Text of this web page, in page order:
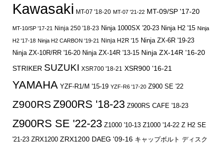
Kawasaki MT-07 '18-20 MT-07 '21-22 MT-09/SP '17-20
MT-10/SP '17-21 Ninja 250 '18-23 Ninja 1000SX '20-23 Ninja H2 '15 Ninja
H2 '17-18 Ninja H2 CARBON '19-21 Ninja H2R '15 Ninja ZX-6R '19-23
Ninja ZX-10R/RR '16-20 Ninja ZX-14R '13-15 Ninja ZX-14R '16-20
STRIKER SUZUKI XSR700 '18-21 XSR900 '16-21
YAMAHA YZF-R1/M '15-19 YZF-R6 '17-20 Z900 SE '22
Z900RS Z900RS '18-23 Z900RS CAFE '18-23
Z900RS SE '22-23 Z1000 '10-13 Z1000 '14-22 Z H2 SE
'21-23 ZRX1200 ZRX1200 DAEG '09-16 キャップボルト ディスク